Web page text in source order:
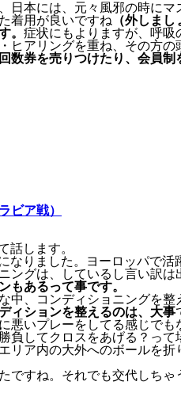
本には、元々風邪の時に
着用が良いですね （外しま
。 症状にもよりますが、呼吸
アリングを重ね、その方の
券を売りつけたり、会員
ビア戦）
話します。
りました。ヨーロッパで
ングは、しているし言い訳
もあるって事です。
、コンディショニングを整
ィションを整えるのは、大事
悪いプレーをしてる感じで
してクロスをあげる？っ
ア内の大外へのボールを
すね。それでも交代しち